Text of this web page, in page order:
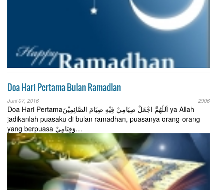
Doa Hari Pertama Bulan Ramadlan
Juni 07, 2016 2906
Doa Hari Pertamaاَللّهُمَّ اجْعَلْ صِيَامِيْ فِيْهِ صِيَامَ الصَّائِمِيْنَ ya Allah
jadikanlah puasaku di bulan ramadhan, puasanya orang-orang
yang berpuasa وَقِيَامِيْ…